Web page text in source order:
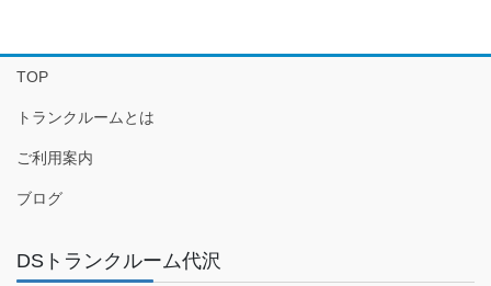
TOP
トランクルームとは
ご利用案内
ブログ
DSトランクルーム代沢